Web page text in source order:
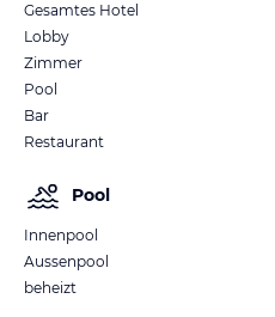
Gesamtes Hotel
Lobby
Zimmer
Pool
Bar
Restaurant
Pool
Innenpool
Aussenpool
beheizt